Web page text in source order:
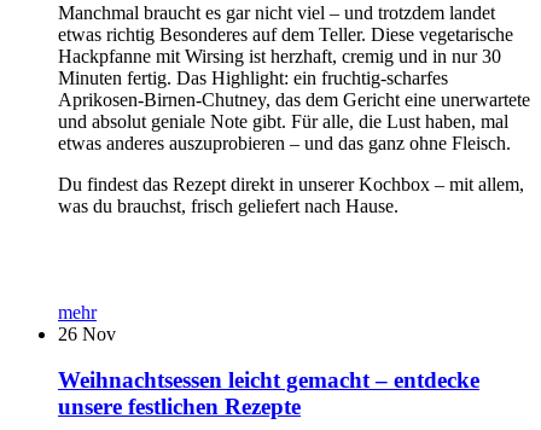
Manchmal braucht es gar nicht viel – und trotzdem landet
etwas richtig Besonderes auf dem Teller. Diese vegetarische
Hackpfanne mit Wirsing ist herzhaft, cremig und in nur 30
Minuten fertig. Das Highlight: ein fruchtig-scharfes
Aprikosen-Birnen-Chutney, das dem Gericht eine unerwartete
und absolut geniale Note gibt. Für alle, die Lust haben, mal
etwas anderes auszuprobieren – und das ganz ohne Fleisch.
Du findest das Rezept direkt in unserer Kochbox – mit allem,
was du brauchst, frisch geliefert nach Hause.
mehr
26 Nov
Weihnachtsessen leicht gemacht – entdecke
unsere festlichen Rezepte